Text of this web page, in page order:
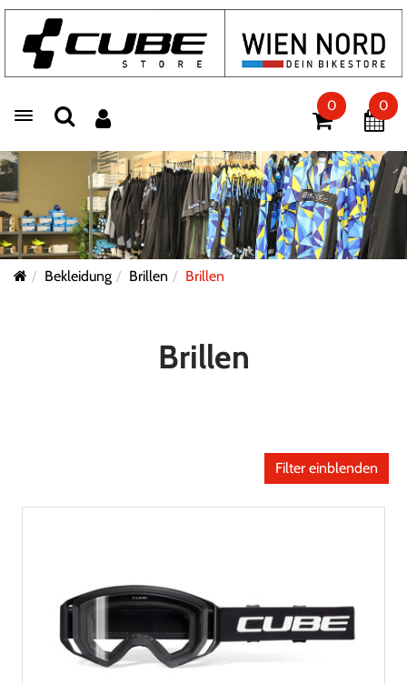
Toggle navigation
0 0
Bekleidung Brillen Brillen
Brillen
Filter einblenden